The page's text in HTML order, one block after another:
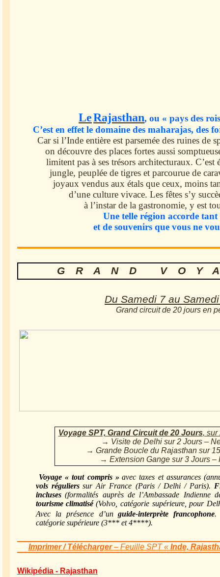
LeRajasthan, ou « pays des
C’est en effet le domaine des maharajas, des
Car si l’Inde entière est parsemée des ruines de
on découvre des places fortes aussi
limitent pas à ses trésors architecturaux. C’est
jungle, peuplée de tigres et parcourue de
joyaux vendus aux étals que ceux, moins
d’une culture vivace. Les fêtes s’y
à l’instar de la gastronomie, y est
Une telle région accorde tant
et de souvenirs que vous ne
GRAND
Du Samedi 7 au
Grand circuit de 20 jours en
Voyage SPT, Grand Circuit de 20 Jours, sur
→ Visite de Delhi sur 2 Jours –
→ Grande Boucle du Rajasthan sur
→ Extension Gange sur 3 Jours –
Voyage « tout compris » avec taxes et assurances
vols réguliers sur Air France (Paris / Delhi / Paris).
incluses (formalités auprès de l’Ambassade Indienne
tourisme climatisé (Volvo, catégorie supérieure, pour
Avec la présence d’un guide-interprète francophone.
catégorie supérieure (3*** et 4****).
Imprimer / Télécharger– Feuille SPT « Inde,
Wikipédia - Rajasthan